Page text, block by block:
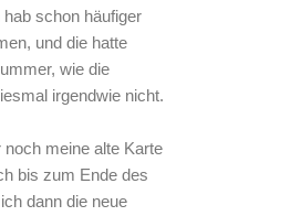
schon häufiger
und die hatte
wie die
irgendwie nicht.
meine alte Karte
bis zum Ende des
ich dann die neue